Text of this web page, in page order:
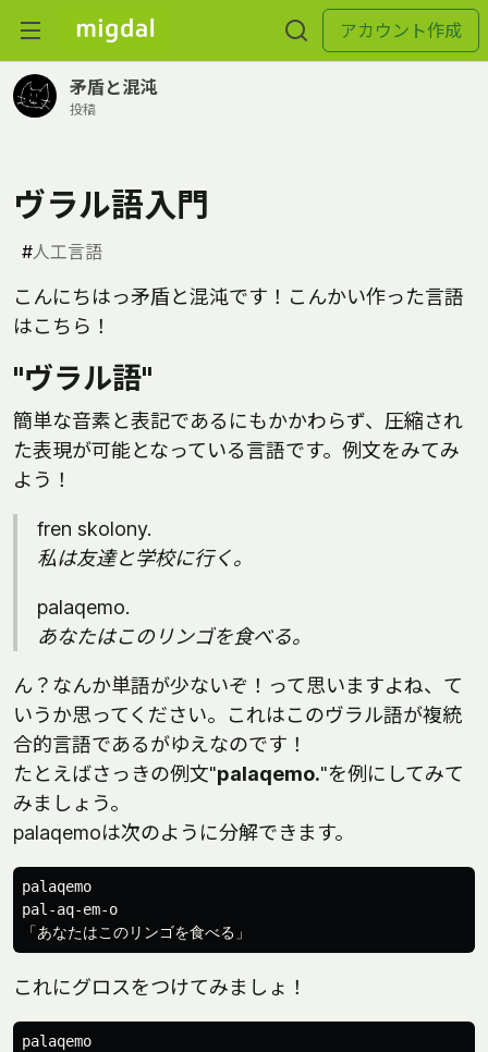
アカウント作成
矛盾と混沌
投稿
ヴラル語入門
#人工言語
こんにちはっ矛盾と混沌です！こんかい作った言語
はこちら！
"ヴラル語"
簡単な音素と表記であるにもかかわらず、圧縮され
た表現が可能となっている言語です。例文をみてみ
よう！
fren skolony.
私は友達と学校に行く。
palaqemo.
あなたはこのリンゴを食べる。
ん？なんか単語が少ないぞ！って思いますよね、て
いうか思ってください。これはこのヴラル語が複統
合的言語であるがゆえなのです！
たとえばさっきの例文"palaqemo."を例にしてみて
みましょう。
palaqemoは次のように分解できます。
palaqemo
pal-aq-em-o
これにグロスをつけてみましょ！
palaqemo